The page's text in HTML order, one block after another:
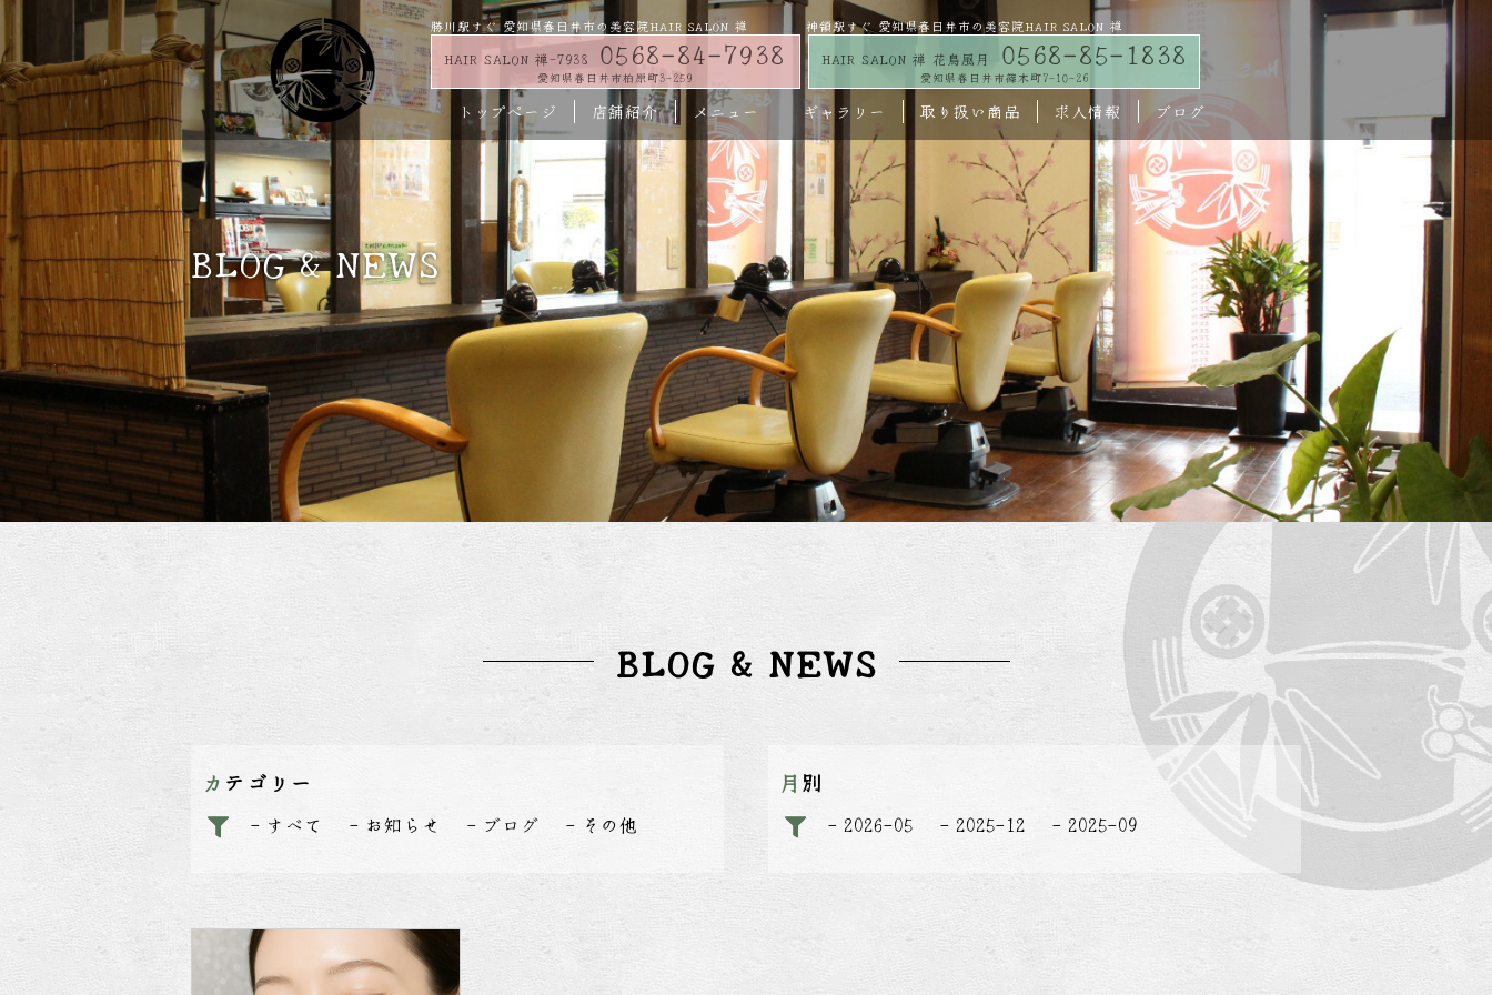
勝川駅すぐ 愛知県春日井市の美容院HAIR SALON 禅
HAIR SALON 禅-7938 0568-84-7938
愛知県春日井市柏原町3-259
トップページ 店舗紹介
HAIR SALON 禅-7938
HAIR SALON 禅 花鳥風月
メニュー
神領駅すぐ 愛知県春日井市の美容院HAIR SALON 禅
HAIR SALON 禅 花鳥風月 0568-85-1838
愛知県春日井市篠木町7-10-26
ギャラリー 取り扱い商品 求人情報 ブログ
トップページ
禅-7938
禅 花鳥風月
スタッフ
メニュー
ギャラリー
取り扱い商品
ヘアエステ
ベリーズカラー
カット
カラー
パーマ
トリートメント
その他
ブログ＆ニュース
求人情報
お問い合わせBLOG & NEWS
BLOG & NEWS
カテゴリー
すべて お知らせ ブログ その他
月別
2026-05 2025-12 2025-09